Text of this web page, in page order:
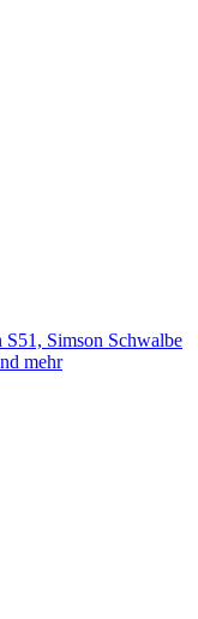
S51, Simson Schwalbe
mehr